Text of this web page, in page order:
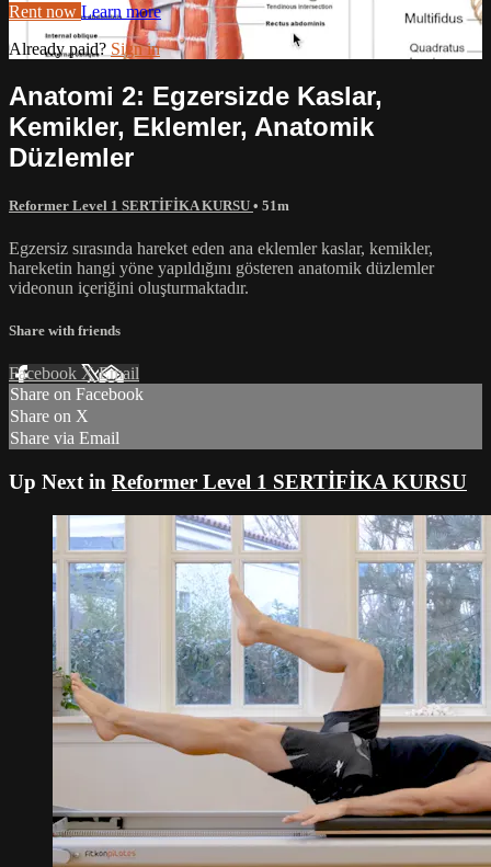
Rent now Learn more
Already paid? Sign in
Anatomi 2: Egzersizde Kaslar,
Kemikler, Eklemler, Anatomik
Düzlemler
Reformer Level 1 SERTİFİKA KURSU • 51m
Egzersiz sırasında hareket eden ana eklemler kaslar, kemikler,
hareketin hangi yöne yapıldığını gösteren anatomik düzlemler
videonun içeriğini oluşturmaktadır.
Share with friends
Facebook XEmail
Share on Facebook
Share on X
Share via Email
Up Next in Reformer Level 1 SERTİFİKA KURSU